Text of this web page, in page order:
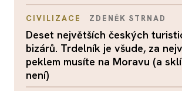
CIVILIZACE ZDENĚK STRNAD
Deset největších českých
bizárů. Trdelník je všude, za
peklem musíte na Moravu (a
není)